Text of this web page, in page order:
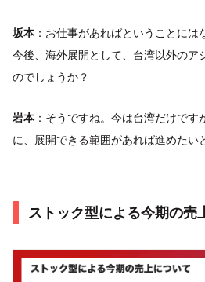
坂本 ：お仕事があればということに
今後、海外展開として、台湾以外のア
のでしょうか？
岩本 ：そうですね。今は台湾だけで
に、展開できる範囲があれば進めたい
ストック型による今期の売